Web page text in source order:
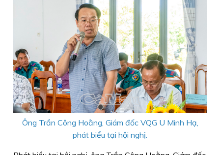
Ông Trần Công Hoằng, Giám đốc VQG U Minh Hạ,
phát biểu tại hội nghị.